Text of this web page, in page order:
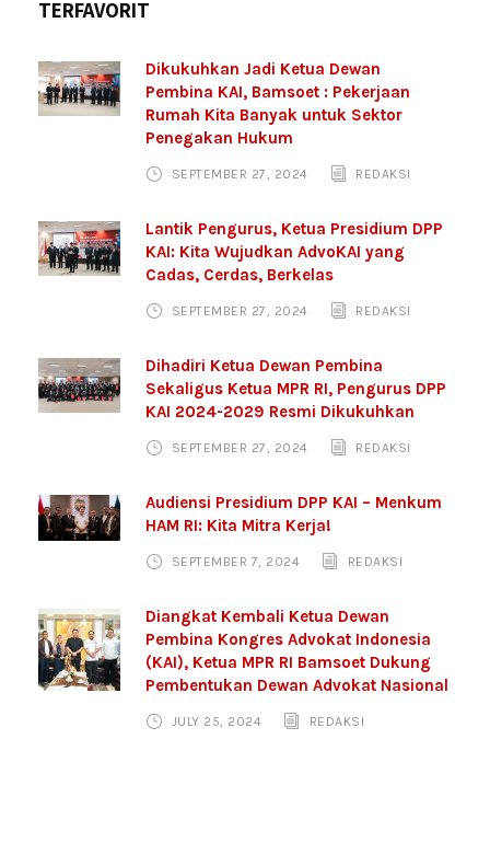
TERFAVORIT
Dikukuhkan Jadi Ketua Dewan
Pembina KAI, Bamsoet : Pekerjaan
Rumah Kita Banyak untuk Sektor
Penegakan Hukum
SEPTEMBER 27, 2024 REDAKSI
Lantik Pengurus, Ketua Presidium DPP
KAI: Kita Wujudkan AdvoKAI yang
Cadas, Cerdas, Berkelas
SEPTEMBER 27, 2024 REDAKSI
Dihadiri Ketua Dewan Pembina
Sekaligus Ketua MPR RI, Pengurus DPP
KAI 2024-2029 Resmi Dikukuhkan
SEPTEMBER 27, 2024 REDAKSI
Audiensi Presidium DPP KAI – Menkum
HAM RI: Kita Mitra Kerja!
SEPTEMBER 7, 2024 REDAKSI
Diangkat Kembali Ketua Dewan
Pembina Kongres Advokat Indonesia
(KAI), Ketua MPR RI Bamsoet Dukung
Pembentukan Dewan Advokat Nasional
JULY 25, 2024 REDAKSI